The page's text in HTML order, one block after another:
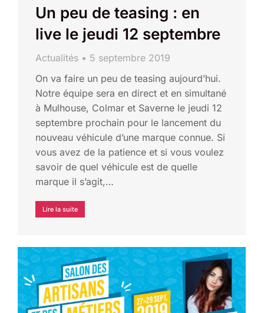
Un peu de teasing : en
live le jeudi 12 septembre
Actualités
5 septembre 2019
On va faire un peu de teasing aujourd’hui.
Notre équipe sera en direct et en simultané
à Mulhouse, Colmar et Saverne le jeudi 12
septembre prochain pour le lancement du
nouveau véhicule d’une marque connue. Si
vous avez de la patience et si vous voulez
savoir de quel véhicule est de quelle
marque il s’agit,…
Lire la suite